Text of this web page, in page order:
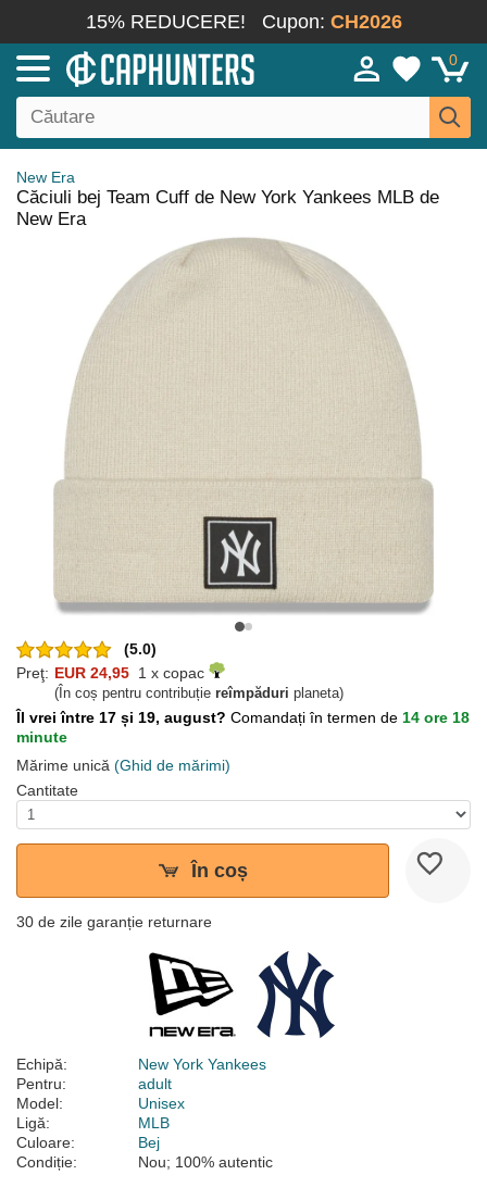
15% REDUCERE! Cupon: CH2026
0
New Era
Căciuli bej Team Cuff de New York Yankees MLB de
New Era
(5.0)
Preţ: EUR 24,95 1 x copac
(În coș pentru contribuție reîmpăduri planeta)
Îl vrei între 17 și 19, august? Comandați în termen de 14 ore 18
minute
Mărime unică (Ghid de mărimi)
Cantitate
În coș
30 de zile garanție returnare
Echipă:
New York Yankees
Pentru:
adult
Model:
Unisex
Ligă:
MLB
Culoare:
Bej
Condiție:
Nou; 100% autentic